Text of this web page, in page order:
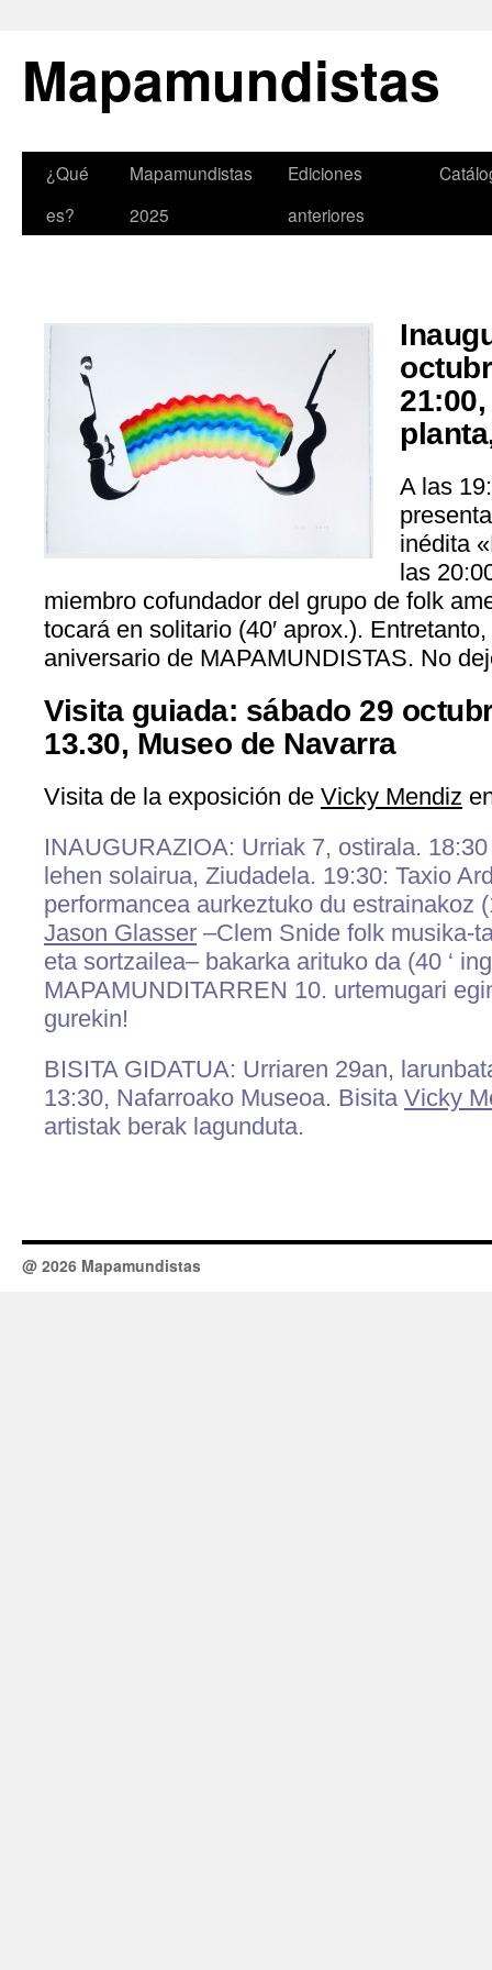
Mapamundistas
¿Qué
es?
Mapamundistas
2025
Ediciones
anteriores
A las
inédita
las
miembro cofundador del grupo de folk
tocará en solitario (40′ aprox.).
aniversario de MAPAMUNDISTAS. No
Visita guiada: sábado 29
13.30, Museo de Navarra
Visita de la exposición de Vicky Mendiz
INAUGURAZIOA: Urriak 7, ostirala.
lehen solairua, Ziudadela. 19:30: Taxio
performancea aurkeztuko du estrainakoz
Jason Glasser –Clem Snide folk musika-
eta sortzailea– bakarka arituko da (40 ‘
MAPAMUNDITARREN 10. urtemugari
gurekin!
BISITA GIDATUA: Urriaren 29an,
13:30, Nafarroako Museoa. Bisita Vicky
artistak berak lagunduta.
@ 2026 Mapamundistas